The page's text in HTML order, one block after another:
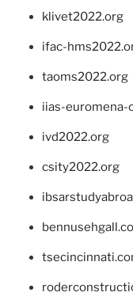
klivet2022.org
ifac-
taoms2022.org
iias-euromena-
ivd2022.org
csity2022.org